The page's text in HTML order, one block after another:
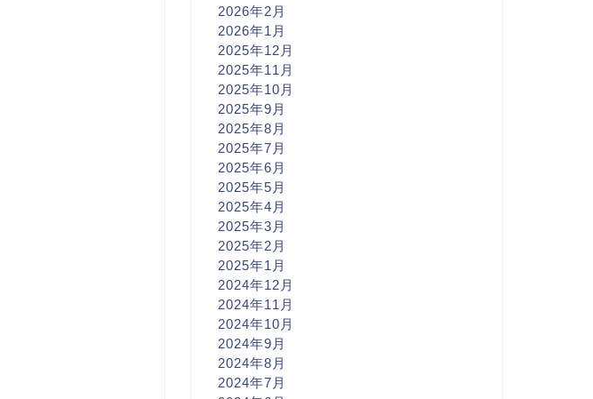
2026年2月
2026年1月
2025年12月
2025年11月
2025年10月
2025年9月
2025年8月
2025年7月
2025年6月
2025年5月
2025年4月
2025年3月
2025年2月
2025年1月
2024年12月
2024年11月
2024年10月
2024年9月
2024年8月
2024年7月